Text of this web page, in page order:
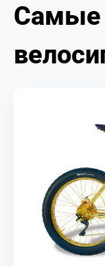
ГЛАВНАЯ
ФТУ
ДОКУМЕНТЫ
МЕДИА
КОРТЫ
Самые